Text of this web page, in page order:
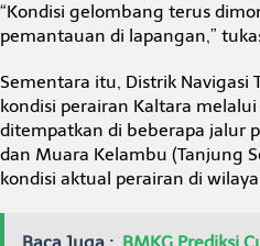
“Kondisi gelombang terus
pemantauan di lapangan,”
Sementara itu, Distrik Navigasi
kondisi perairan Kaltara
ditempatkan di beberapa jalur
dan Muara Kelambu (Tanjung
kondisi aktual perairan di